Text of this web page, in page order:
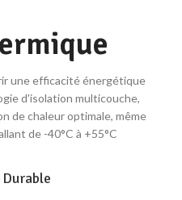
une efficacité énergétique
d'isolation multicouche,
de chaleur optimale, même
de -40°C à +55°C